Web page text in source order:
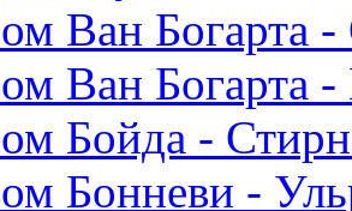
Ван Богарта -
Ван Богарта
Бойда -
Бонневи -